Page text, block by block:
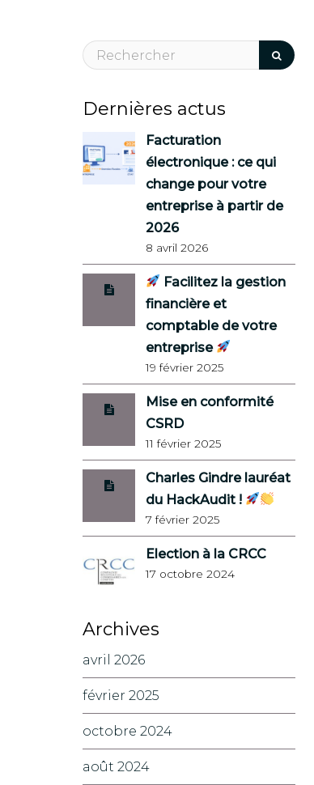
Dernières actus
Facturation
électronique : ce qui
change pour votre
entreprise à partir de
2026
8 avril 2026
Facilitez la gestion
financière et
comptable de votre
entreprise
19 février 2025
Mise en conformité
CSRD
11 février 2025
Charles Gindre lauréat
du HackAudit !
7 février 2025
Election à la CRCC
17 octobre 2024
Archives
avril 2026
février 2025
octobre 2024
août 2024